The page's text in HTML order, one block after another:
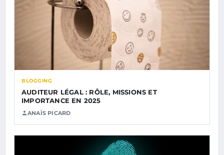
BLOGGING
AUDITEUR LÉGAL : RÔLE, MISSIONS ET
IMPORTANCE EN 2025
ANAÏS PICARD